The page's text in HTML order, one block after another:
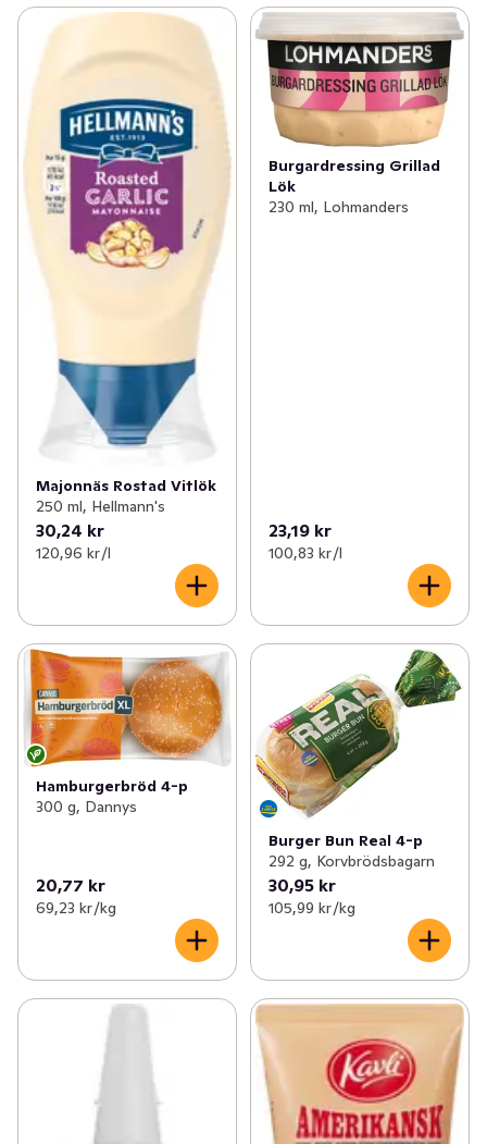
Majonnäs Rostad Vitlök
250 ml, Hellmann's
30,24 kr
120,96 kr /l
Burgardressing Grillad
Lök
230 ml, Lohmanders
23,19 kr
100,83 kr /l
Hamburgerbröd 4-p
300 g, Dannys
20,77 kr
69,23 kr /kg
Burger Bun Real 4-p
292 g, Korvbrödsbagarn
30,95 kr
105,99 kr /kg